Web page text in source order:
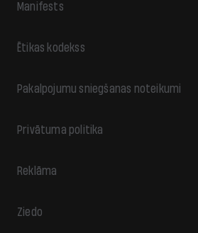
Manifests
Ētikas kodekss
Pakalpojumu sniegšanas noteikumi
Privātuma politika
Reklāma
Ziedo